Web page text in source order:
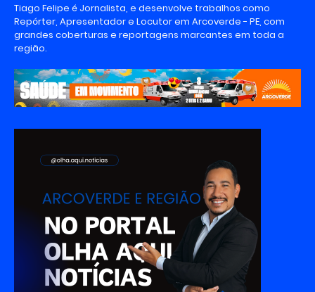
Tiago Felipe é Jornalista, e desenvolve trabalhos como
Repórter, Apresentador e Locutor em Arcoverde - PE, com
grandes coberturas e reportagens marcantes em toda a
região.